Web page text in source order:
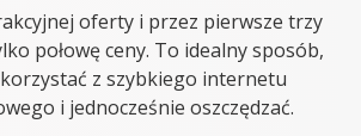
oferty i przez pierwsze trzy
połowę ceny. To idealny sposób,
z szybkiego internetu
i jednocześnie oszczędzać.